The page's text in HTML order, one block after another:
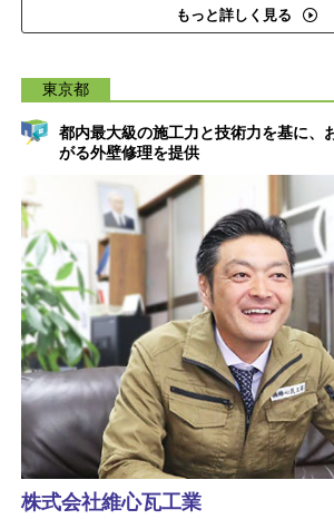
もっと詳しく見る
東京都
都内最大級の施工力と技術力を基に、
がる外壁修理を提供
株式会社維心瓦工業